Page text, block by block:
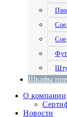
Шкафы
О компании
Новости